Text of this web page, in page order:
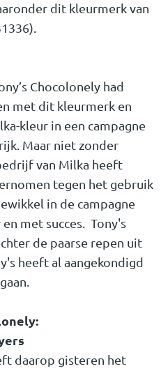
dit kleurmerk van
Chocolonely had
met dit kleurmerk en
kleur in een campagne
Maar niet zonder
van Milka heeft
tegen het gebruik
in de campagne
en met succes. Tony's
de paarse repen uit
heeft al aangekondigd
daarop gisteren het